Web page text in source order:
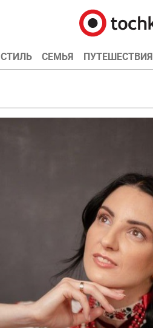
СТИЛЬ СЕМЬЯ ПУТЕШЕСТВИЯ